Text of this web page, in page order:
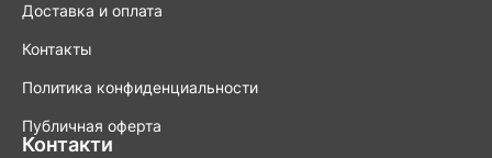
Доставка и оплата
Контакты
Политика конфиденциальности
Публичная оферта
Контакти